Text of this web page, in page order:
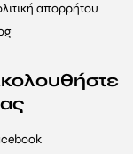
απορρήτου